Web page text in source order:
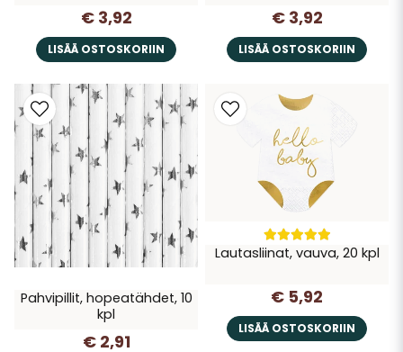
€ 3,92
LISÄÄ OSTOSKORIIN
€ 3,92
LISÄÄ OSTOSKORIIN
Pahvipillit, hopeatähdet, 10
kpl
€ 2,91
Lautasliinat, vauva, 20 kpl
€ 5,92
LISÄÄ OSTOSKORIIN